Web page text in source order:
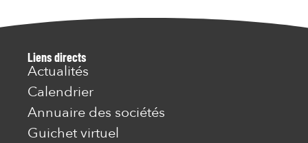
Liens directs
Actualités
Calendrier
Annuaire des sociétés
Guichet virtuel